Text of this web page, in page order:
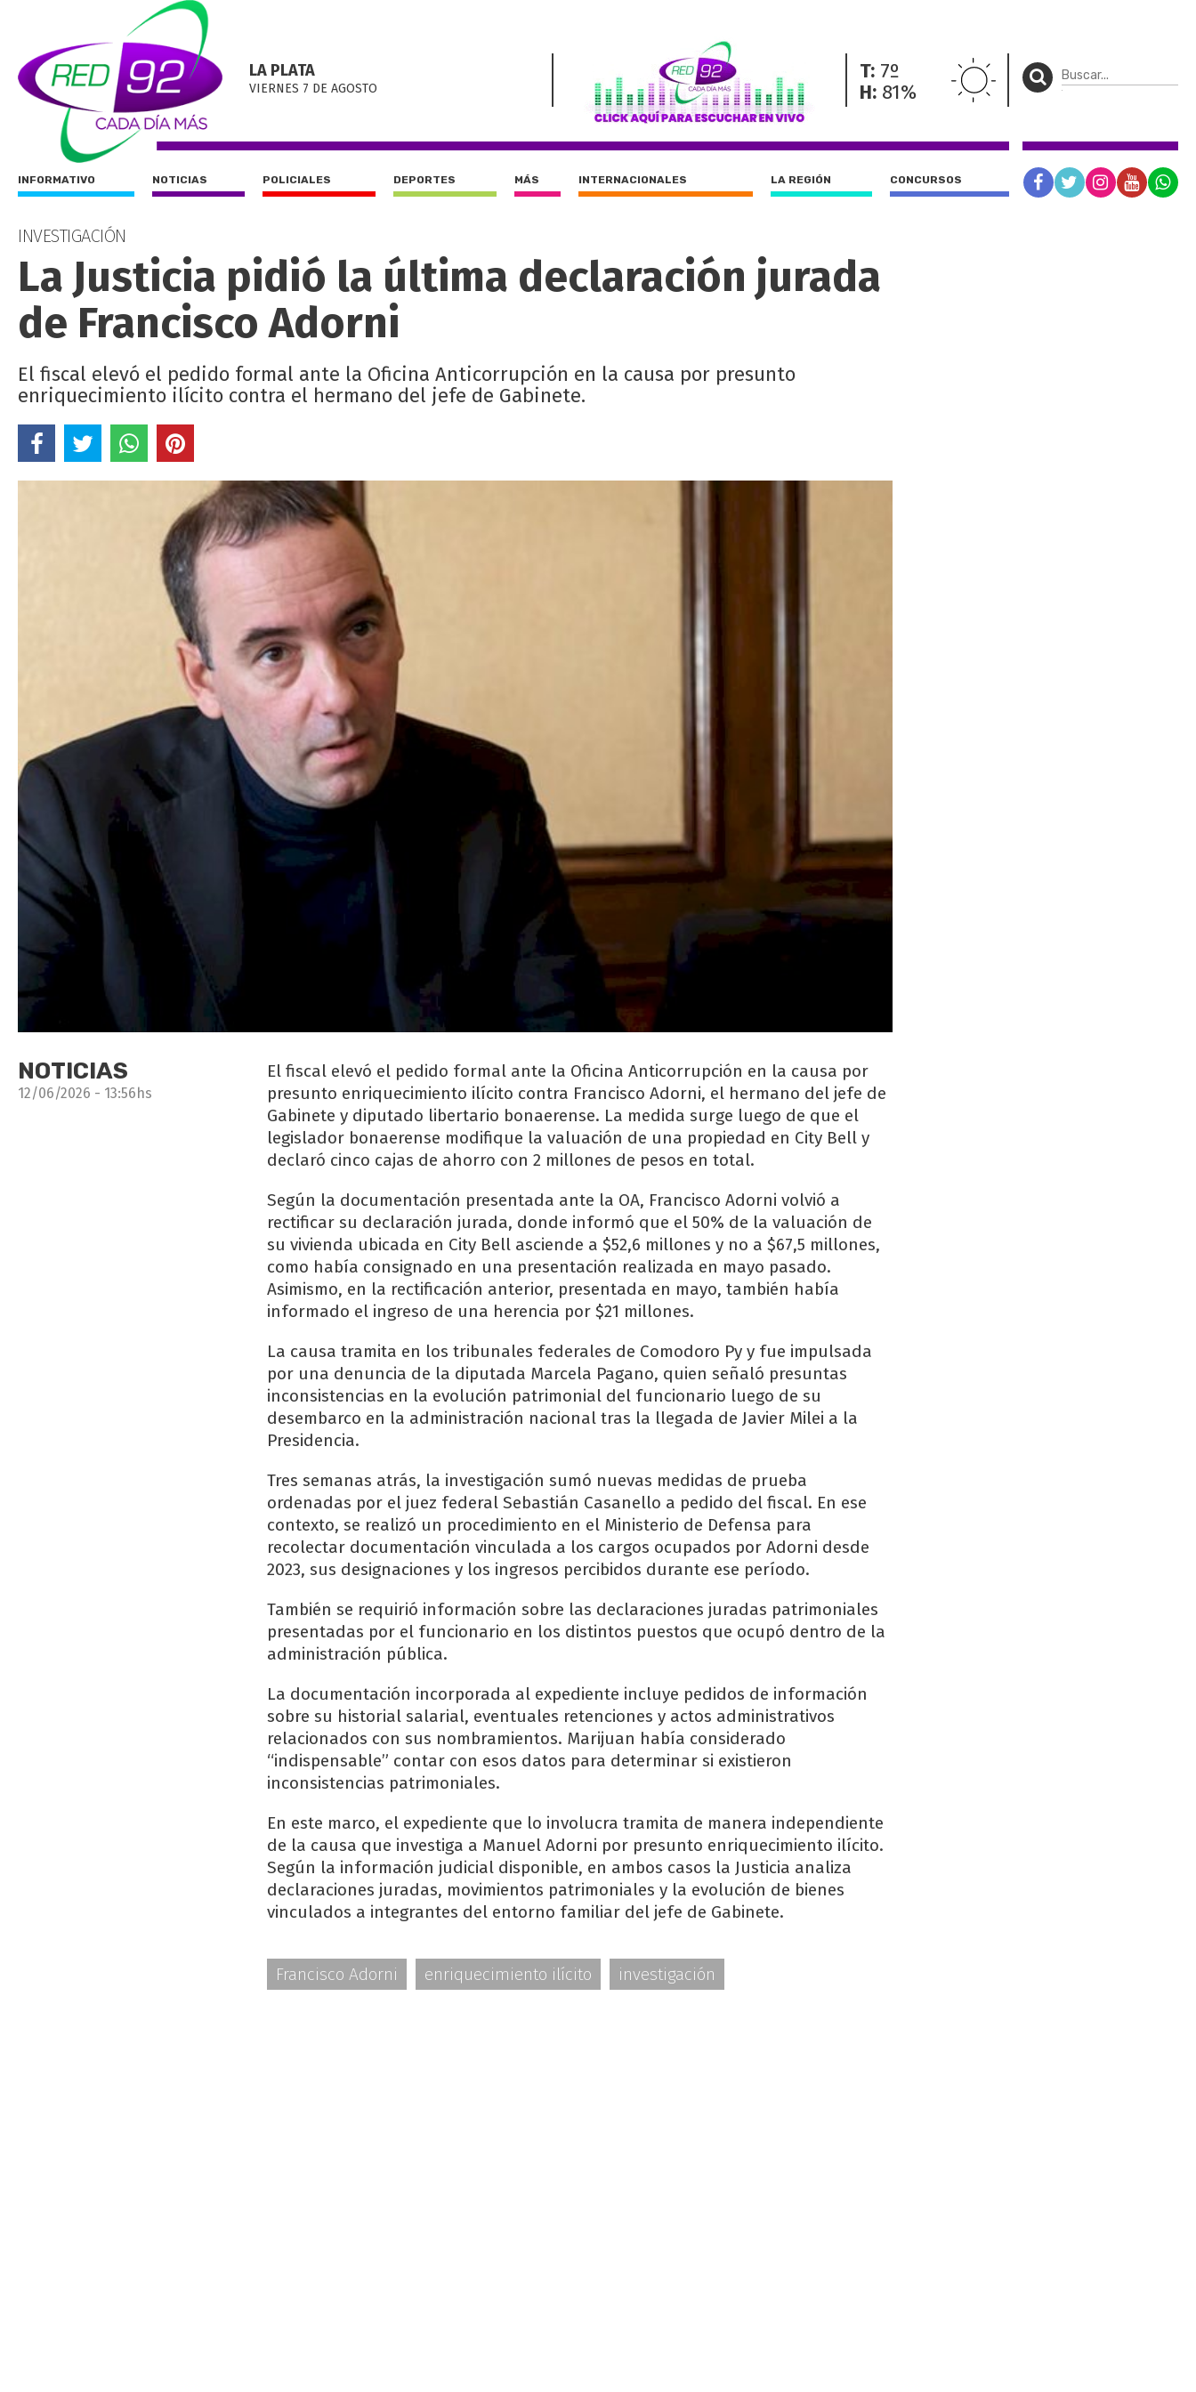
LA PLATA
VIERNES 7 DE AGOSTO
T: 7º
H: 81%
INFORMATIVO NOTICIAS POLICIALES DEPORTES MÁS INTERNACIONALES LA REGIÓN CONCURSOS
INVESTIGACIÓN
La Justicia pidió la última declaración jurada
de Francisco Adorni
El fiscal elevó el pedido formal ante la Oficina Anticorrupción en la causa por presunto
enriquecimiento ilícito contra el hermano del jefe de Gabinete.
NOTICIAS
12/06/2026 - 13:56hs
El fiscal elevó el pedido formal ante la Oficina Anticorrupción en la causa por
presunto enriquecimiento ilícito contra Francisco Adorni, el hermano del jefe de
Gabinete y diputado libertario bonaerense. La medida surge luego de que el
legislador bonaerense modifique la valuación de una propiedad en City Bell y
declaró cinco cajas de ahorro con 2 millones de pesos en total.
Según la documentación presentada ante la OA, Francisco Adorni volvió a
rectificar su declaración jurada, donde informó que el 50% de la valuación de
su vivienda ubicada en City Bell asciende a $52,6 millones y no a $67,5 millones,
como había consignado en una presentación realizada en mayo pasado.
Asimismo, en la rectificación anterior, presentada en mayo, también había
informado el ingreso de una herencia por $21 millones.
La causa tramita en los tribunales federales de Comodoro Py y fue impulsada
por una denuncia de la diputada Marcela Pagano, quien señaló presuntas
inconsistencias en la evolución patrimonial del funcionario luego de su
desembarco en la administración nacional tras la llegada de Javier Milei a la
Presidencia.
Tres semanas atrás, la investigación sumó nuevas medidas de prueba
ordenadas por el juez federal Sebastián Casanello a pedido del fiscal. En ese
contexto, se realizó un procedimiento en el Ministerio de Defensa para
recolectar documentación vinculada a los cargos ocupados por Adorni desde
2023, sus designaciones y los ingresos percibidos durante ese período.
También se requirió información sobre las declaraciones juradas patrimoniales
presentadas por el funcionario en los distintos puestos que ocupó dentro de la
administración pública.
La documentación incorporada al expediente incluye pedidos de información
sobre su historial salarial, eventuales retenciones y actos administrativos
relacionados con sus nombramientos. Marijuan había considerado
“indispensable” contar con esos datos para determinar si existieron
inconsistencias patrimoniales.
En este marco, el expediente que lo involucra tramita de manera independiente
de la causa que investiga a Manuel Adorni por presunto enriquecimiento ilícito.
Según la información judicial disponible, en ambos casos la Justicia analiza
declaraciones juradas, movimientos patrimoniales y la evolución de bienes
vinculados a integrantes del entorno familiar del jefe de Gabinete.
Francisco Adorni enriquecimiento ilícito investigación